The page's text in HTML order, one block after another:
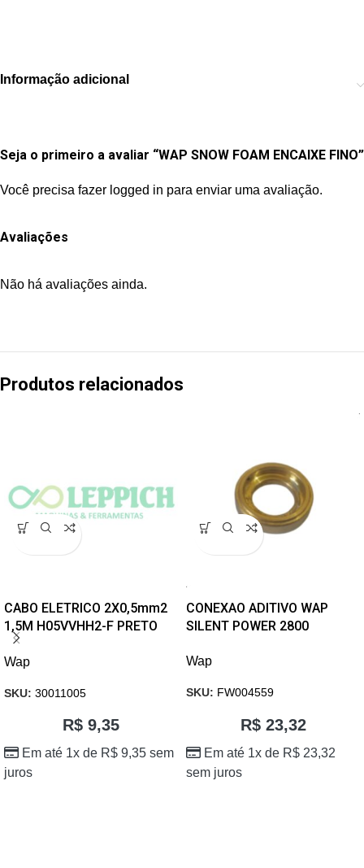
Informação adicional
Avaliações
Não há avaliações ainda.
Seja o primeiro a avaliar “WAP SNOW FOAM ENCAIXE FINO”
Você precisa fazer logged in para enviar uma avaliação.
Produtos relacionados
CABO ELETRICO 2X0,5mm2
1,5M H05VVHH2-F PRETO
VENTILADOR
Wap
SKU: 30011005
R$ 9,35
Em até 1x de R$ 9,35 sem
juros
CONEXAO ADITIVO WAP
SILENT POWER 2800
Wap
SKU: FW004559
R$23,32
Em até 1x de R$ 23,32
sem juros